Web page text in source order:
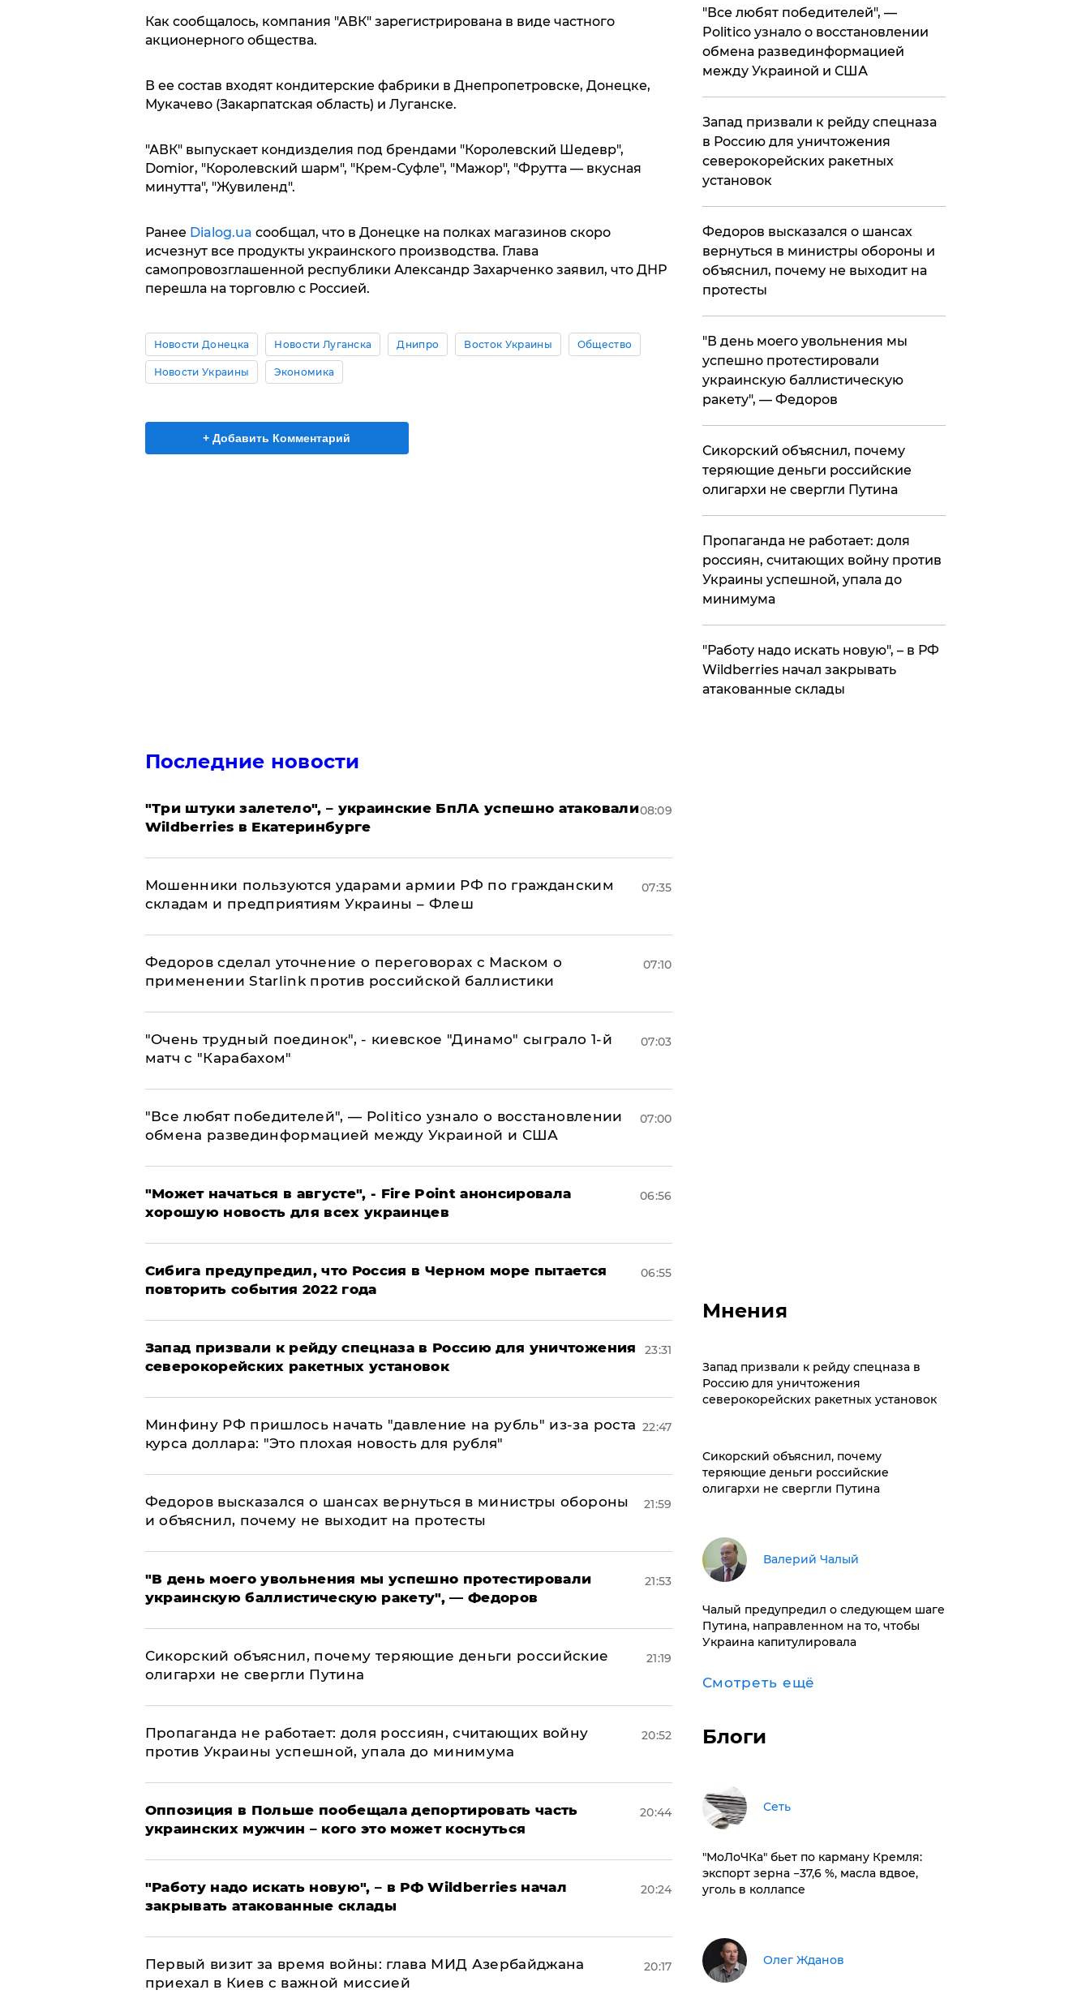
Как сообщалось, компания "АВК" зарегистрирована в виде частного
акционерного общества.
В ее состав входят кондитерские фабрики в Днепропетровске, Донецке,
Мукачево (Закарпатская область) и Луганске.
"АВК" выпускает кондизделия под брендами "Королевский Шедевр",
Domior, "Королевский шарм", "Крем-Суфле", "Мажор", "Фрутта — вкусная
минутта", "Жувиленд".
Ранее Dialog.ua сообщал, что в Донецке на полках магазинов скоро
исчезнут все продукты украинского производства. Глава
самопровозглашенной республики Александр Захарченко заявил, что ДНР
перешла на торговлю с Россией.
Новости Донецка Новости Луганска Днипро Восток Украины Общество
Новости Украины Экономика
+ Добавить Комментарий
Последние новости
"Три штуки залетело", – украинские БпЛА успешно атаковали
Wildberries в Екатеринбурге
08:09
Мошенники пользуются ударами армии РФ по гражданским
складам и предприятиям Украины – Флеш
07:35
Федоров сделал уточнение о переговорах с Маском о
применении Starlink против российской баллистики
07:10
"Очень трудный поединок", - киевское "Динамо" сыграло 1-й
матч с "Карабахом"
07:03
​"Все любят победителей", — Politico узнало о восстановлении
обмена развединформацией между Украиной и США
07:00
"Может начаться в августе", - Fire Point анонсировала
хорошую новость для всех украинцев
06:56
Сибига предупредил, что Россия в Черном море пытается
повторить события 2022 года
06:55
Запад призвали к рейду спецназа в Россию для уничтожения
северокорейских ракетных установок
23:31
Минфину РФ пришлось начать "давление на рубль" из-за роста
курса доллара: "Это плохая новость для рубля"
22:47
Федоров высказался о шансах вернуться в министры обороны
и объяснил, почему не выходит на протесты
21:59
​"В день моего увольнения мы успешно протестировали
украинскую баллистическую ракету", — Федоров
21:53
Сикорский объяснил, почему теряющие деньги российские
олигархи не свергли Путина
21:19
​Пропаганда не работает: доля россиян, считающих войну
против Украины успешной, упала до минимума
20:52
Оппозиция в Польше пообещала депортировать часть
украинских мужчин – кого это может коснуться
20:44
"Работу надо искать новую", – в РФ Wildberries начал
закрывать атакованные склады
20:24
Первый визит за время войны: глава МИД Азербайджана
приехал в Киев с важной миссией
20:17
​"Все любят победителей", —
Politico узнало о восстановлении
обмена развединформацией
между Украиной и США
Запад призвали к рейду спецназа
в Россию для уничтожения
северокорейских ракетных
установок
Федоров высказался о шансах
вернуться в министры обороны и
объяснил, почему не выходит на
протесты
​"В день моего увольнения мы
успешно протестировали
украинскую баллистическую
ракету", — Федоров
Сикорский объяснил, почему
теряющие деньги российские
олигархи не свергли Путина
​Пропаганда не работает: доля
россиян, считающих войну против
Украины успешной, упала до
минимума
"Работу надо искать новую", – в РФ
Wildberries начал закрывать
атакованные склады
Мнения
Запад призвали к рейду спецназа в
Россию для уничтожения
северокорейских ракетных установок
Сикорский объяснил, почему
теряющие деньги российские
олигархи не свергли Путина
Валерий Чалый
Чалый предупредил о следующем шаге
Путина, направленном на то, чтобы
Украина капитулировала
Смотреть ещё
Блоги
Сеть
​"МоЛоЧКа" бьет по карману Кремля:
экспорт зерна −37,6 %, масла вдвое,
уголь в коллапсе
Олег Жданов